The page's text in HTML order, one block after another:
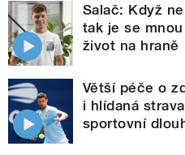
Salač: Když
tak je se
život na hraně
Větší péče o
i hlídaná
sportovní